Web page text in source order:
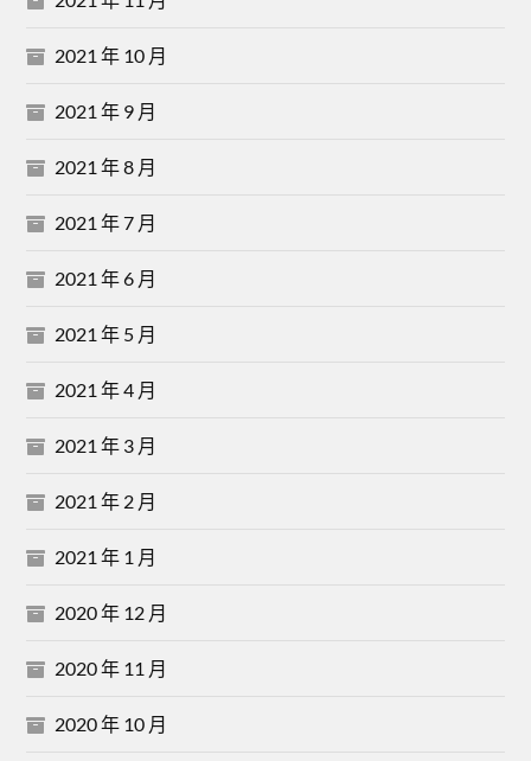
2021 年 10 月
2021 年 9 月
2021 年 8 月
2021 年 7 月
2021 年 6 月
2021 年 5 月
2021 年 4 月
2021 年 3 月
2021 年 2 月
2021 年 1 月
2020 年 12 月
2020 年 11 月
2020 年 10 月